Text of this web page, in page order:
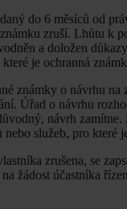
do 6 měsíců od
zruší. Lhůtu k
a doložen
je ochranná
známky o návrhu
Úřad o návrhu
návrh
služeb, pro které
zrušena, se
žádost účastníka